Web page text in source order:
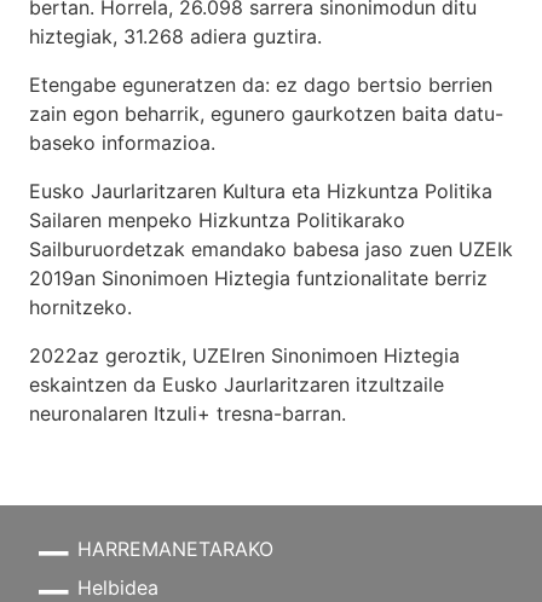
bertan. Horrela, 26.098 sarrera sinonimodun ditu
hiztegiak, 31.268 adiera guztira.
Etengabe eguneratzen da: ez dago bertsio berrien
zain egon beharrik, egunero gaurkotzen baita datu-
baseko informazioa.
Eusko Jaurlaritzaren Kultura eta Hizkuntza Politika
Sailaren menpeko Hizkuntza Politikarako
Sailburuordetzak emandako babesa jaso zuen UZEIk
2019an Sinonimoen Hiztegia funtzionalitate berriz
hornitzeko.
2022az geroztik, UZEIren Sinonimoen Hiztegia
eskaintzen da Eusko Jaurlaritzaren itzultzaile
neuronalaren Itzuli+ tresna-barran.
HARREMANETARAKO
Helbidea